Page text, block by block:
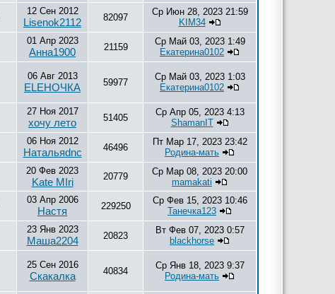
12 Сен 2012
Lisenok2112 82097
Ср Июн 28, 2023 21:59
KIM34
01 Апр 2023
Анна1900 21159
Ср Май 03, 2023 1:49
Екатерина0102
06 Авг 2013
ELEНОЧКА 59977
Ср Май 03, 2023 1:03
Екатерина0102
27 Ноя 2017
хочу лето 51405
Ср Апр 05, 2023 4:13
ShamanIT
06 Ноя 2012
Натальяdnc 46496
Пт Мар 17, 2023 23:42
Родина-мать
20 Фев 2023
Kate MIri 20779
Ср Мар 08, 2023 20:00
mamakati
03 Апр 2006
Настя 229250
Ср Фев 15, 2023 10:46
Танечка123
23 Янв 2023
Маша2204 20823
Вт Фев 07, 2023 0:57
blackhorse
25 Сен 2016
Скакалка 40834
Ср Янв 18, 2023 9:37
Родина-мать